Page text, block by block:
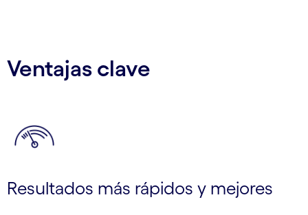
Ventajas clave
Resultados más rápidos y mejores